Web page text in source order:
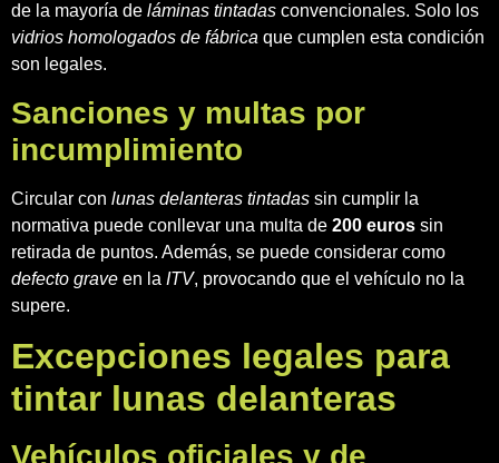
de la mayoría de láminas tintadas convencionales. Solo los
vidrios homologados de fábrica que cumplen esta condición
son legales.
Sanciones y multas por
incumplimiento
Circular con lunas delanteras tintadas sin cumplir la
normativa puede conllevar una multa de 200 euros sin
retirada de puntos. Además, se puede considerar como
defecto grave en la ITV, provocando que el vehículo no la
supere.
Excepciones legales para
tintar lunas delanteras
Vehículos oficiales y de